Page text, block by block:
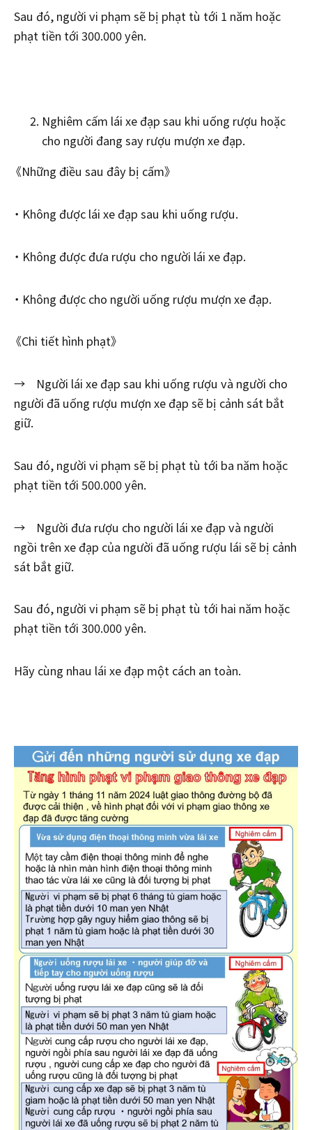
Sau đó, người vi phạm sẽ bị phạt tù tới 1 năm hoặc
phạt tiền tới 300.000 yên.
Nghiêm cấm lái xe đạp sau khi uống rượu hoặc
cho người đang say rượu mượn xe đạp.
《Những điều sau đây bị cấm》
・ Không được lái xe đạp sau khi uống rượu.
・ Không được đưa rượu cho người lái xe đạp.
・ Không được cho người uống rượu mượn xe đạp.
《Chi tiết hình phạt》
→ Người lái xe đạp sau khi uống rượu và người cho
người đã uống rượu mượn xe đạp sẽ bị cảnh sát bắt
giữ.
Sau đó, người vi phạm sẽ bị phạt tù tới ba năm hoặc
phạt tiền tới 500.000 yên.
→ Người đưa rượu cho người lái xe đạp và người
ngồi trên xe đạp của người đã uống rượu lái sẽ bị cảnh
sát bắt giữ.
Sau đó, người vi phạm sẽ bị phạt tù tới hai năm hoặc
phạt tiền tới 300.000 yên.
Hãy cùng nhau lái xe đạp một cách an toàn.